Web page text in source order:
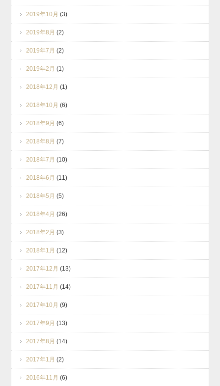
2019年10月 (3)
2019年8月 (2)
2019年7月 (2)
2019年2月 (1)
2018年12月 (1)
2018年10月 (6)
2018年9月 (6)
2018年8月 (7)
2018年7月 (10)
2018年6月 (11)
2018年5月 (5)
2018年4月 (26)
2018年2月 (3)
2018年1月 (12)
2017年12月 (13)
2017年11月 (14)
2017年10月 (9)
2017年9月 (13)
2017年8月 (14)
2017年1月 (2)
2016年11月 (6)